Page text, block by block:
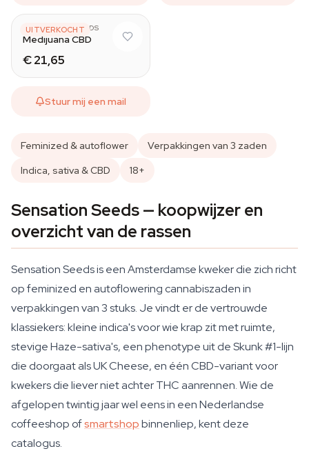
UITVERKOCHT
SENSATION SEEDS
Medijuana CBD
€ 21,65
Stuur mij een mail
Feminized & autoflower
Verpakkingen van 3 zaden
Indica, sativa & CBD
18+
Sensation Seeds — koopwijzer en
overzicht van de rassen
Sensation Seeds is een Amsterdamse kweker die zich richt
op feminized en autoflowering cannabiszaden in
verpakkingen van 3 stuks. Je vindt er de vertrouwde
klassiekers: kleine indica's voor wie krap zit met ruimte,
stevige Haze-sativa's, een phenotype uit de Skunk #1-lijn
die doorgaat als UK Cheese, en één CBD-variant voor
kwekers die liever niet achter THC aanrennen. Wie de
afgelopen twintig jaar wel eens in een Nederlandse
coffeeshop ofsmartshopbinnenliep, kent deze
catalogus.